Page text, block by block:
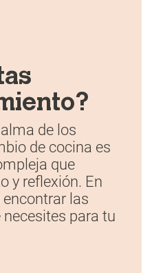
de los
de cocina es
que
y reflexión. En
las
para tu